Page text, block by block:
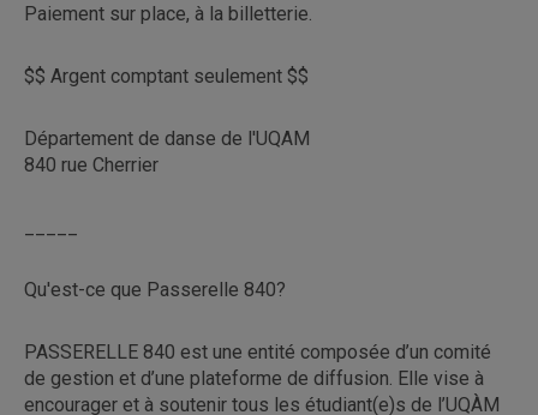
Paiement sur place, à la billetterie.
$$ Argent comptant seulement $$
Département de danse de l'UQAM
840 rue Cherrier
Qu'est-ce que Passerelle 840?
PASSERELLE 840 est une entité composée d’un comité
de gestion et d’une plateforme de diffusion. Elle vise à
encourager et à soutenir tous les étudiant(e)s de l’UQÀM